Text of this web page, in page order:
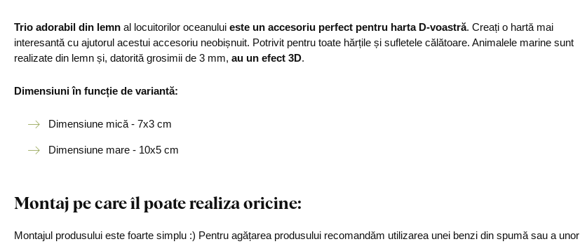
Trio adorabil din lemn al locuitorilor oceanului este un accesoriu perfect pentru harta D-voastră. Creați o hartă mai
interesantă cu ajutorul acestui accesoriu neobișnuit. Potrivit pentru toate hărțile și sufletele călătoare. Animalele marine sunt
realizate din lemn și, datorită grosimii de 3 mm, au un efect 3D.
Dimensiuni în funcție de variantă:
Dimensiune mică - 7x3 cm
Dimensiune mare - 10x5 cm
Montaj pe care îl poate realiza oricine:
Montajul produsului este foarte simplu :) Pentru agățarea produsului recomandăm utilizarea unei benzi din spumă sau a unor